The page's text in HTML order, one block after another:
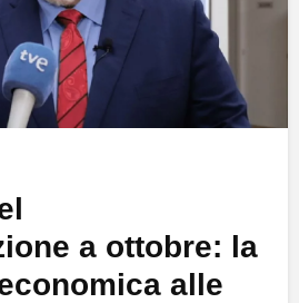
a ottobre: la
alle